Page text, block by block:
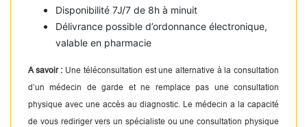
Disponibilité 7J/7 de 8h à minuit
Délivrance possible d’ordonnance électronique,
valable en pharmacie
A savoir : Une téléconsultation est une alternative à la consultation
d’un médecin de garde et ne remplace pas une consultation
physique avec une accès au diagnostic. Le médecin a la capacité
de vous rediriger vers un spécialiste ou une consultation physique